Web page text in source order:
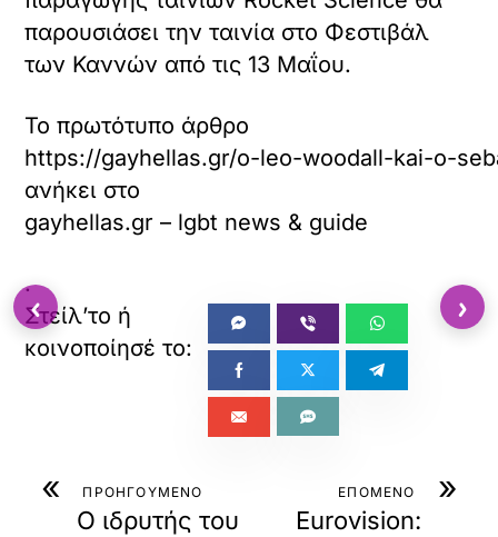
παρουσιάσει την ταινία στο Φεστιβάλ
των Καννών από τις 13 Μαΐου.
Το πρωτότυπο άρθρο
https://gayhellas.gr/o-leo-woodall-kai-o-
ανήκει στο
gayhellas.gr – lgbt news & guide
.
« ΠΡΟΗΓΟΥΜΕΝΟ
Ο ιδρυτής του
»
ΕΠΟΜΕΝΟ
Eurovision:
‹ ›